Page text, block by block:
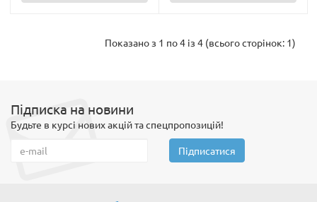
Показано з 1 по 4 із 4 (всього сторінок: 1)
Підписка на новини
Будьте в курсі нових акцій та спецпропозицій!
Підписатися